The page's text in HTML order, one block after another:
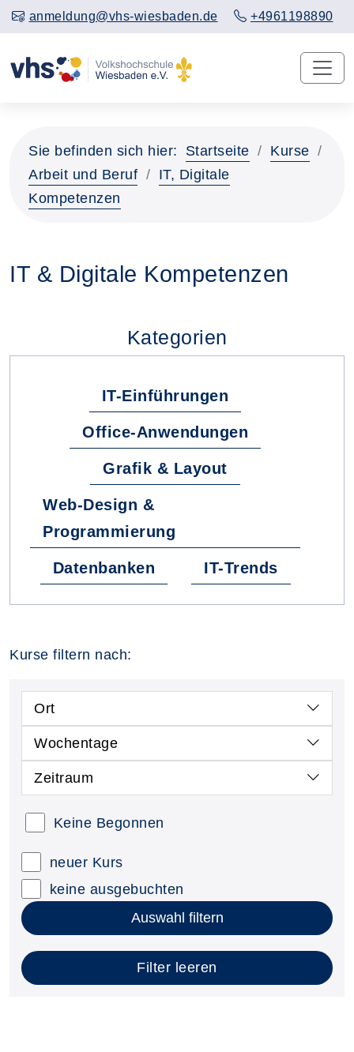
anmeldung@vhs-wiesbaden.de +4961198890
Sie befinden sich hier: Startseite
Kurse
Arbeit und Beruf
IT, Digitale
Kompetenzen
IT & Digitale Kompetenzen
Kategorien
IT-Einführungen
Office-Anwendungen
Grafik & Layout
Web-Design &
Programmierung
Datenbanken IT-Trends
Kurse filtern nach:
Ort
Wochentage
Zeitraum
Keine Begonnen
neuer Kurs
keine ausgebuchten
Auswahl filtern
Filter leeren